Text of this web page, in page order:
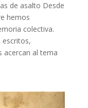
de asalto Desde
hemos
colectiva.
escritos,
acercan al tema